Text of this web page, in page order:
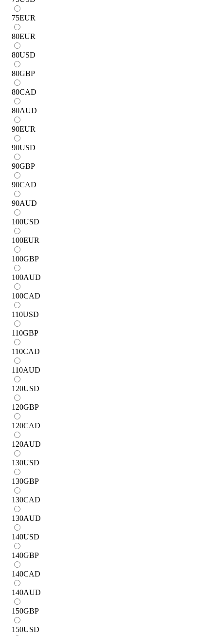
75EUR
80EUR
80USD
80GBP
80CAD
80AUD
90EUR
90USD
90GBP
90CAD
90AUD
100USD
100EUR
100GBP
100AUD
100CAD
110USD
110GBP
110CAD
110AUD
120USD
120GBP
120CAD
120AUD
130USD
130GBP
130CAD
130AUD
140USD
140GBP
140CAD
140AUD
150GBP
150USD